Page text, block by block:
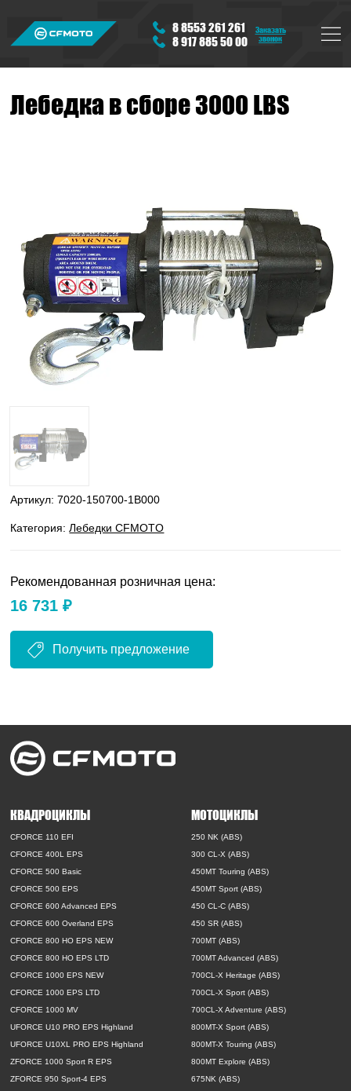
8 8553 261 261
8 917 885 50 00
Заказать
звонок
Лебедка в сборе 3000 LBS
Артикул:7020-150700-1B000
Категория:Лебедки CFMOTO
Рекомендованная розничная цена:
16 731 ₽
Получить предложение
КВАДРОЦИКЛЫ
CFORCE 110 EFI
CFORCE 400L EPS
CFORCE 500 Basic
CFORCE 500 EPS
CFORCE 600 Advanced EPS
CFORCE 600 Overland EPS
CFORCE 800 HO EPS NEW
CFORCE 800 HO EPS LTD
CFORCE 1000 EPS NEW
CFORCE 1000 EPS LTD
CFORCE 1000 MV
UFORCE U10 PRO EPS Highland
UFORCE U10XL PRO EPS Highland
ZFORCE 1000 Sport R EPS
ZFORCE 950 Sport-4 EPS
МОТОЦИКЛЫ
250 NK (ABS)
300 CL-X (ABS)
450MT Touring (ABS)
450MT Sport (ABS)
450 CL-C (ABS)
450 SR (ABS)
700MT (ABS)
700MT Advanced (ABS)
700CL-X Heritage (ABS)
700CL-X Sport (ABS)
700CL-X Adventure (ABS)
800MT-X Sport (ABS)
800MT-X Touring (ABS)
800MT Explore (ABS)
675NK (ABS)